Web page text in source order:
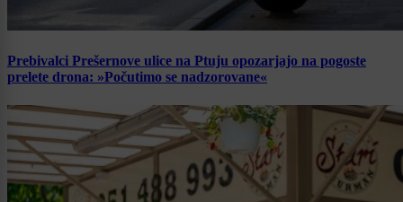
Prebivalci Prešernove ulice na Ptuju opozarjajo na pogoste
prelete drona: »Počutimo se nadzorovane«